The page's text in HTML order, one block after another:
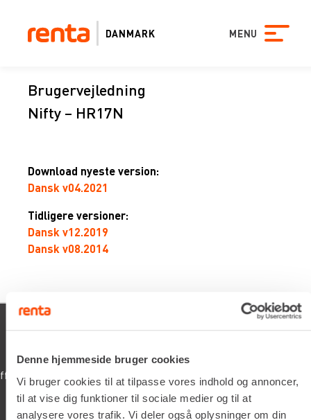
Denne hjemmeside bruger cookies
Vi bruger cookies til at tilpasse vores indhold og annoncer,
til at vise dig funktioner til sociale medier og til at
analysere vores trafik. Vi deler også oplysninger om din
DANMARK MENU
Brugervejledning
Nifty – HR17N
Download nyeste version:
Dansk v04.2021
Tidligere versioner:
Dansk v12.2019
Dansk v08.2014
05/02/2026
Schyssta hjälpsamma människor jobbar
iallafall. Man får alltid kaffe te vatten o
man vöntar på sin tur. 5/5